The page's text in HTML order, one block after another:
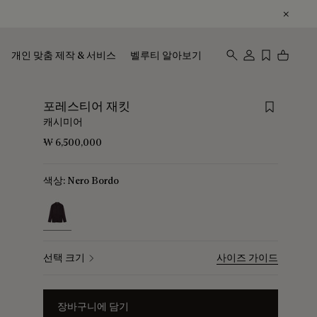
개인 맞춤 제작 & 서비스 벨루티 알아보기
포레스티어 재킷
Save for
캐시미어
₩ 6,500,000
색상: Nero Bordo
선택 크기 사이즈 가이드
장바구니에 담기